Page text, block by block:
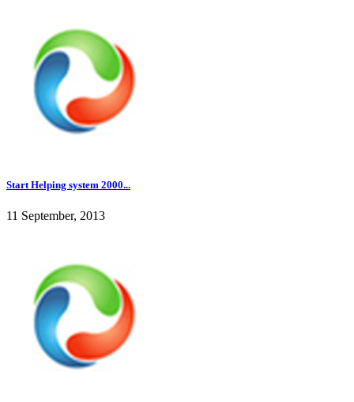
Start Helping system 2000...
11 September, 2013